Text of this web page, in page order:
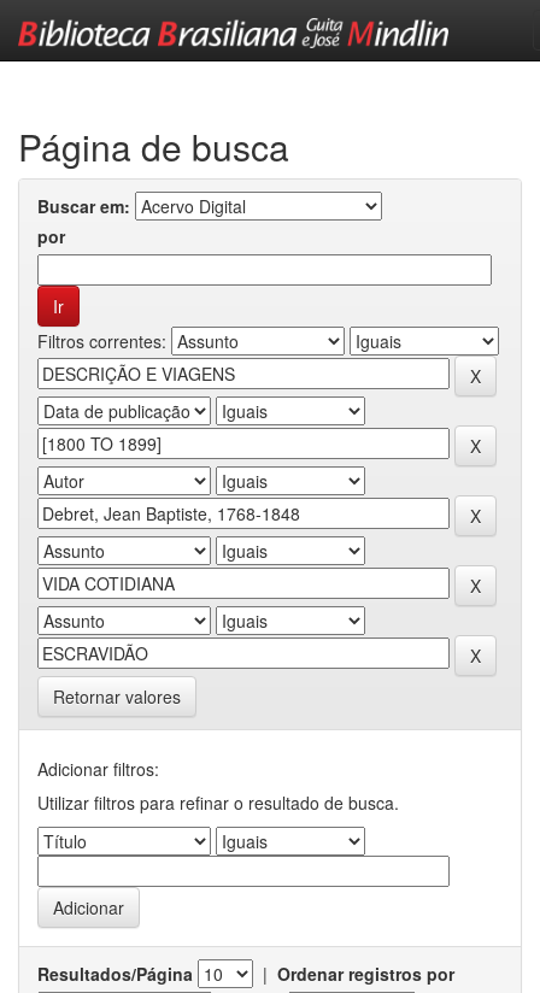
Página de busca
Buscar em:
por
Filtros correntes:
Retornar valores
Adicionar filtros:
Utilizar filtros para refinar o resultado de busca.
Resultados/Página | Ordenar registros por